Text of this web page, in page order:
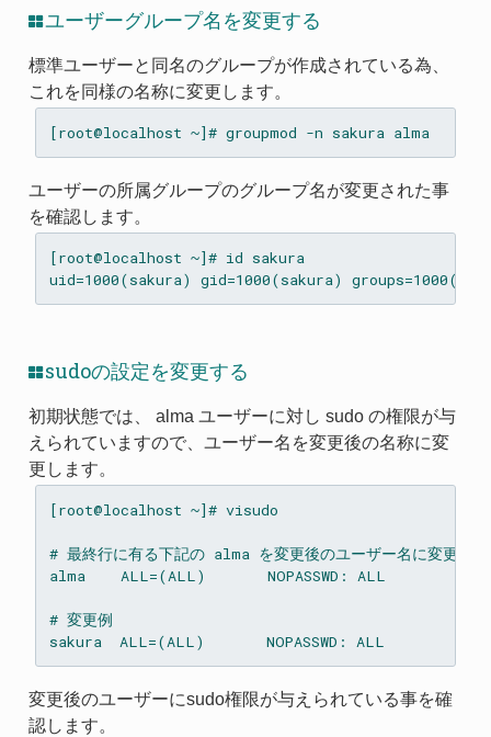
ユーザーグループ名を変更する
標準ユーザーと同名のグループが作成されている為、
これを同様の名称に変更します。
[root@localhost ~]# groupmod -n sakura alma
ユーザーの所属グループのグループ名が変更された事
を確認します。
[root@localhost ~]# id sakura
sudoの設定を変更する
初期状態では、 alma ユーザーに対し sudo の権限が与
えられていますので、ユーザー名を変更後の名称に変
更します。
[root@localhost ~]# visudo
# 最終行に有る下記の alma を変更後のユーザー名に変更し
alma    ALL=(ALL)       NOPASSWD: ALL
# 変更例
変更後のユーザーにsudo権限が与えられている事を確
認します。